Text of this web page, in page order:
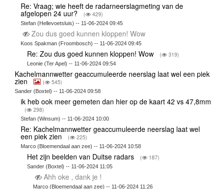
Re: Vraag; wie heeft de radarneerslagmeting van de
afgelopen 24 uur? ( 429)
Stefan (Hellevoetsluis) -- 11-06-2024 09:45
Zou dus goed kunnen kloppen! Wow
Koos Spakman (Froombosch) -- 11-06-2024 09:45
Re: Zou dus goed kunnen kloppen! Wow ( 319)
Leonie (Ter Apel) -- 11-06-2024 09:54
Kachelmannwetter geaccumuleerde neerslag laat wel een piek
zien ( 545)
Sander (Boxtel) -- 11-06-2024 09:58
ik heb ook meer gemeten dan hier op de kaart 42 vs 47,8mm
( 298)
Stefan (Winsum) -- 11-06-2024 10:00
Re: Kachelmannwetter geaccumuleerde neerslag laat wel
een piek zien ( 225)
Marco (Bloemendaal aan zee) -- 11-06-2024 10:58
Het zijn beelden van Duitse radars ( 187)
Sander (Boxtel) -- 11-06-2024 11:05
Ahh oke , dank je !
Marco (Bloemendaal aan zee) -- 11-06-2024 11:26